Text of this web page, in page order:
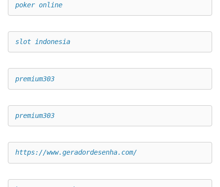
poker online
slot indonesia
premium303
premium303
https://www.geradordesenha.com/